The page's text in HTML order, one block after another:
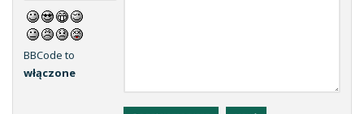
BBCode to
włączone